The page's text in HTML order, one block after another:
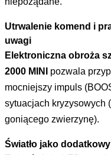
Utrwalenie komend i
uwagi
Elektroniczna obroża
2000 MINI
pozwala
mocniejszy impuls
sytuacjach kryzysowych
goniącego zwierzynę).
Światło jako